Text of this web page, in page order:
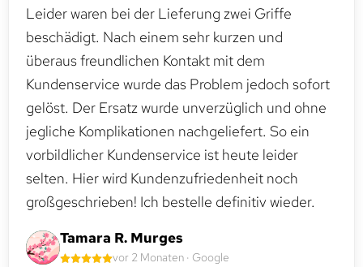
Leider waren bei der Lieferung zwei Griffe
beschädigt. Nach einem sehr kurzen und
überaus freundlichen Kontakt mit dem
Kundenservice wurde das Problem jedoch sofort
gelöst. Der Ersatz wurde unverzüglich und ohne
jegliche Komplikationen nachgeliefert. So ein
vorbildlicher Kundenservice ist heute leider
selten. Hier wird Kundenzufriedenheit noch
großgeschrieben! Ich bestelle definitiv wieder.
Tamara R. Murges
vor 2 Monaten · Google